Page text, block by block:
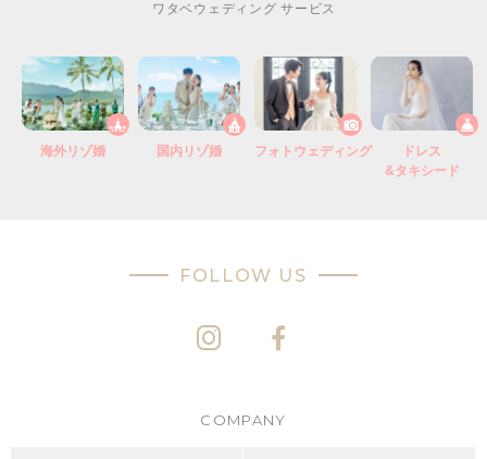
ワタベウェディング サービス
海外リゾ婚 国内リゾ婚 フォトウェディング
ドレス
&タキシード
FOLLOW US
COMPANY